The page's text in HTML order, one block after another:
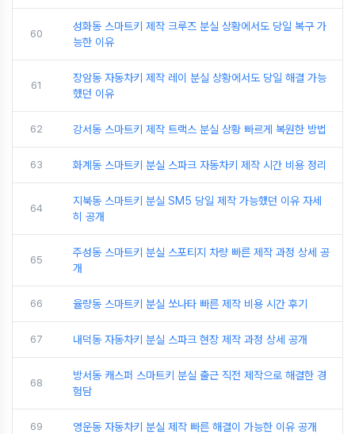
60
성화동 스마트키 제작 크루즈 분실 상황에서도 당일 복구 가
능한 이유
61
장암동 자동차키 제작 레이 분실 상황에서도 당일 해결 가능
했던 이유
62 강서동 스마트키 제작 트랙스 분실 상황 빠르게 복원한 방법
63 화계동 스마트키 분실 스파크 자동차키 제작 시간 비용 정리
64
지북동 스마트키 분실 SM5 당일 제작 가능했던 이유 자세
히 공개
65
주성동 스마트키 분실 스포티지 차량 빠른 제작 과정 상세 공
개
66 율량동 스마트키 분실 쏘나타 빠른 제작 비용 시간 후기
67 내덕동 자동차키 분실 스파크 현장 제작 과정 상세 공개
68
방서동 캐스퍼 스마트키 분실 출근 직전 제작으로 해결한 경
험담
69 영운동 자동차키 분실 제작 빠른 해결이 가능한 이유 공개